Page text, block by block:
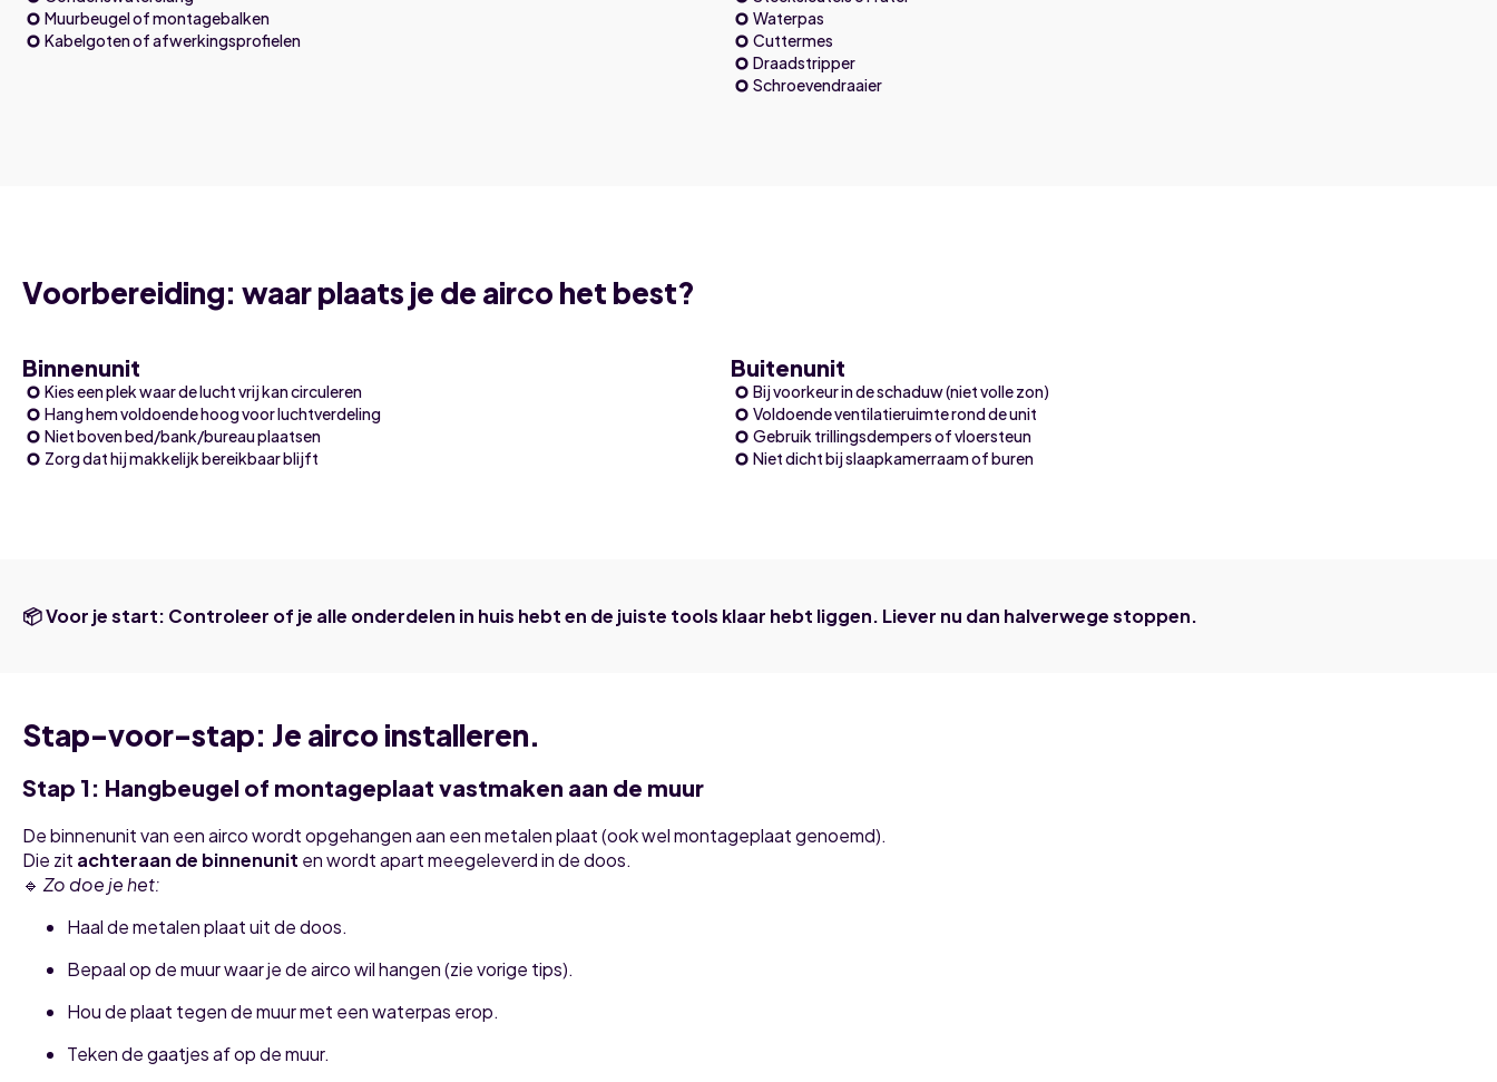
Muurbeugel of montagebalken
Kabelgoten of afwerkingsprofielen
Waterpas
Cuttermes
Draadstripper
Schroevendraaier
Voorbereiding: waar plaats je de airco het best?
Binnenunit
Kies een plek waar de lucht vrij kan circuleren
Hang hem voldoende hoog voor luchtverdeling
Niet boven bed/bank/bureau plaatsen
Zorg dat hij makkelijk bereikbaar blijft
Buitenunit
Bij voorkeur in de schaduw (niet volle zon)
Voldoende ventilatieruimte rond de unit
Gebruik trillingsdempers of vloersteun
Niet dicht bij slaapkamerraam of buren
📦 Voor je start: Controleer of je alle onderdelen in huis hebt en de juiste tools klaar hebt liggen. Liever nu dan halverwege stoppen.
Stap-voor-stap: Je airco installeren.
Stap 1: Hangbeugel of montageplaat vastmaken aan de muur
De binnenunit van een airco wordt opgehangen aan een metalen plaat (ook wel montageplaat genoemd).
Die zit achteraan de binnenunit en wordt apart meegeleverd in de doos.
🔹 Zo doe je het:
Haal de metalen plaat uit de doos.
Bepaal op de muur waar je de airco wil hangen (zie vorige tips).
Hou de plaat tegen de muur met een waterpas erop.
Teken de gaatjes af op de muur.